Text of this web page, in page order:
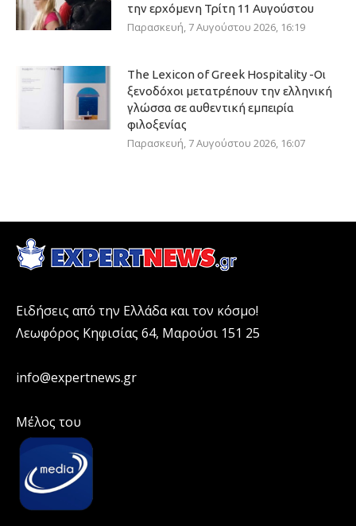
την ερχόμενη Τρίτη 11 Αυγούστου
Παρασκευή, 7 Αυγούστου 2026, 16:19
The Lexicon of Greek Hospitality -Οι
ξενοδόχοι μετατρέπουν την ελληνική
γλώσσα σε αυθεντική εμπειρία
φιλοξενίας
Παρασκευή, 7 Αυγούστου 2026, 16:07
Ειδήσεις από την Ελλάδα και τον κόσμο!
Λεωφόρος Κηφισίας 64, Μαρούσι 151 25
info@expertnews.gr
Μέλος του